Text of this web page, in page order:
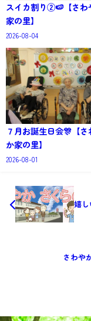
スイカ割り②🍉【さわ
家の里】
2026-08-04
７月お誕生日会🎊【
か家の里】
2026-08-01
嬉
さわや